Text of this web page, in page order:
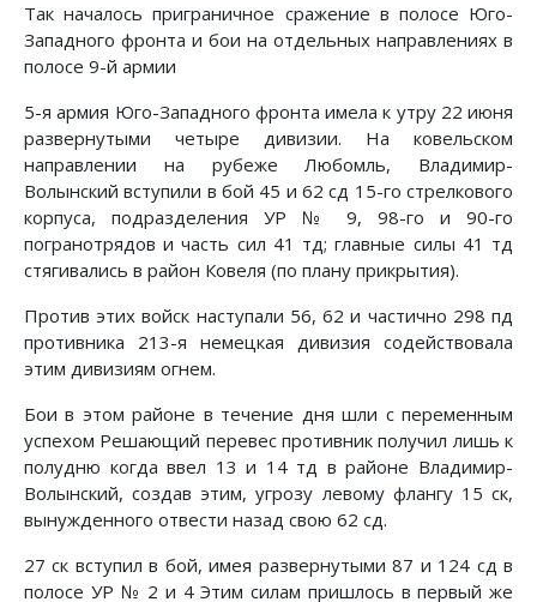
Так началось приграничное сражение в полосе Юго-
Запад­ного фронта и бои на отдельных направлениях в
полосе 9-й армии
5-я армия Юго-Западного фронта имела к утру 22 июня
развернутыми четыре дивизии. На ковельском
направлении на рубеже Любомль, Владимир-
Волынский вступили в бой 45 и 62 сд 15-го стрелкового
корпуса, подразделения УР № 9, 98-го и 90-го
погранотрядов и часть сил 41 тд; главные си­лы 41 тд
стягивались в район Ковеля (по плану прикрытия).
Против этих войск наступали 56, 62 и частично 298 пд
про­тивника 213-я немецкая дивизия содействовала
этим дивизи­ям огнем.
Бои в этом районе в течение дня шли с переменным
успехом Решающий перевес противник получил лишь к
полудню когда ввел 13 и 14 тд в районе Владимир-
Волынский, создав этим, угрозу левому флангу 15 ск,
вынужденного отвести на­зад свою 62 сд.
27 ск вступил в бой, имея развернутыми 87 и 124 сд в
по­лосе УР № 2 и 4 Этим силам пришлось в первый же